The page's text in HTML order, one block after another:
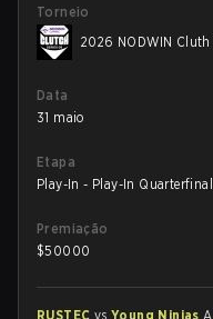
Torneio
2026 NODWIN Cluth
Data
31 maio
Etapa
Play-In - Play-In Quarterfinal
Premiação
$50000
RUSTEC vsYoung Ninjas